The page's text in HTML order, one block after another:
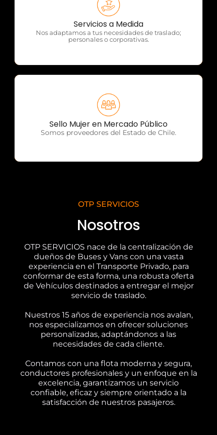
Servicios a Medida
Nos adaptamos a tus necesidades de traslado;
personales o corporativas.
OTP Servicios
Sello Mujer en Mercado Público
Somos proveedores del Estado de Chile.
OTP Servicios
OTP SERVICIOS
Nosotros
OTP SERVICIOS nace de la centralización de
dueños de Buses y Vans con una vasta
experiencia en el Transporte Privado, para
conformar de esta forma, una robusta oferta
de Vehículos destinados a entregar el mejor
servicio de traslado.
Nuestros 15 años de experiencia nos avalan,
nos especializamos en ofrecer soluciones
personalizadas, adaptándonos a las
necesidades de cada cliente.
Contamos con una flota moderna y segura,
conductores profesionales y un enfoque en la
excelencia, garantizamos un servicio
confiable, eficaz y siempre orientado a la
satisfacción de nuestros pasajeros.